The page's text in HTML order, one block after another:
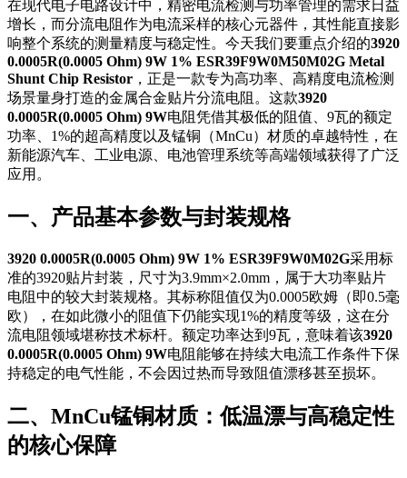
在现代电子电路设计中，精密电流检测与功率管理的需求日益
增长，而分流电阻作为电流采样的核心元器件，其性能直接影
响整个系统的测量精度与稳定性。今天我们要重点介绍的3920
0.0005R(0.0005 Ohm) 9W 1% ESR39F9W0M50M02G Metal
Shunt Chip Resistor ，正是一款专为高功率、高精度电流检测
场景量身打造的金属合金贴片分流电阻。这款3920
0.0005R(0.0005 Ohm) 9W电阻凭借其极低的阻值、9瓦的额定
功率、1%的超高精度以及锰铜（MnCu）材质的卓越特性，在
新能源汽车、工业电源、电池管理系统等高端领域获得了广泛
应用。
一、产品基本参数与封装规格
3920 0.0005R(0.0005 Ohm) 9W 1% ESR39F9W0M02G采用标
准的3920贴片封装，尺寸为3.9mm×2.0mm，属于大功率贴片
电阻中的较大封装规格。其标称阻值仅为0.0005欧姆（即0.5毫
欧），在如此微小的阻值下仍能实现1%的精度等级，这在分
流电阻领域堪称技术标杆。额定功率达到9瓦，意味着该3920
0.0005R(0.0005 Ohm) 9W电阻能够在持续大电流工作条件下保
持稳定的电气性能，不会因过热而导致阻值漂移甚至损坏。
二、MnCu锰铜材质：低温漂与高稳定性
的核心保障